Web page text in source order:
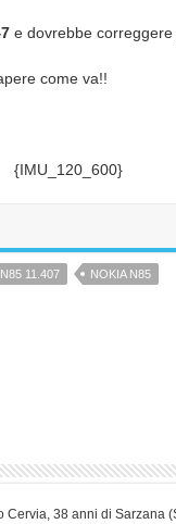
e dovrebbe correggere
come va!!
{IMU_120_600}
N85 11.407 NOKIA N85
Cervia, 38 anni di Sarzana